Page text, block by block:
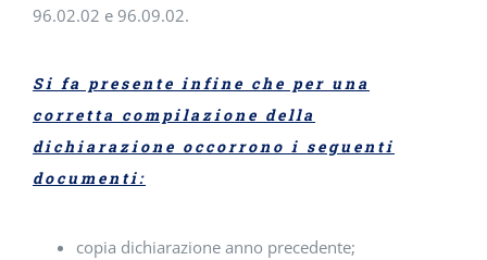
96.02.02 e 96.09.02.
Si fa presente infine che per una
corretta compilazione della
dichiarazione occorrono i seguenti
documenti:
copia dichiarazione anno precedente;